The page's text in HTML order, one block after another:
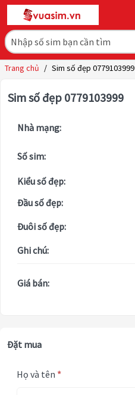
Trang chủ / Sim số đẹp 0779103999
Sim số đẹp 0779103999
Nhà mạng:
Số sim:
Kiểu số đẹp:
Đầu số đẹp:
Đuôi số đẹp:
Ghi chú:
Giá bán:
Đặt mua
Họ và tên *